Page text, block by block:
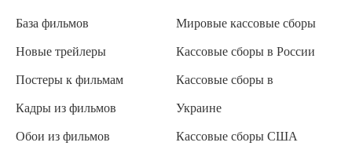
База фильмов
Новые трейлеры
Постеры к фильмам
Кадры из фильмов
Обои из фильмов
Мировые кассовые сборы
Кассовые сборы в России
Кассовые сборы в
Украине
Кассовые сборы США